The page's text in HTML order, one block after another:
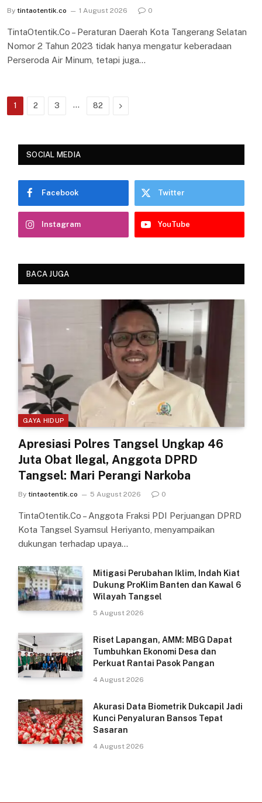
By tintaotentik.co 1 August 2026 0
TintaOtentik.Co – Peraturan Daerah Kota Tangerang Selatan
Nomor 2 Tahun 2023 tidak hanya mengatur keberadaan
Perseroda Air Minum, tetapi juga…
1 2 3 … 82 Next
SOCIAL MEDIA
Facebook Twitter
Instagram YouTube
BACA JUGA
GAYA HIDUP
Apresiasi Polres Tangsel Ungkap 46
Juta Obat Ilegal, Anggota DPRD
Tangsel: Mari Perangi Narkoba
By tintaotentik.co 5 August 2026 0
TintaOtentik.Co – Anggota Fraksi PDI Perjuangan DPRD
Kota Tangsel Syamsul Heriyanto, menyampaikan
dukungan terhadap upaya…
Mitigasi Perubahan Iklim, Indah Kiat
Dukung ProKlim Banten dan Kawal 6
Wilayah Tangsel
5 August 2026
Riset Lapangan, AMM: MBG Dapat
Tumbuhkan Ekonomi Desa dan
Perkuat Rantai Pasok Pangan
4 August 2026
Akurasi Data Biometrik Dukcapil Jadi
Kunci Penyaluran Bansos Tepat
Sasaran
4 August 2026